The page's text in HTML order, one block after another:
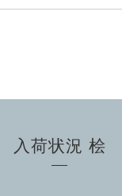
入荷状況 桧